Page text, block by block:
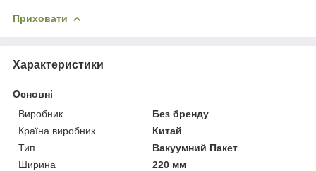
Приховати
Характеристики
Основні
Виробник
Без бренду
Країна виробник
Китай
Тип
Вакуумний Пакет
Ширина
220 мм